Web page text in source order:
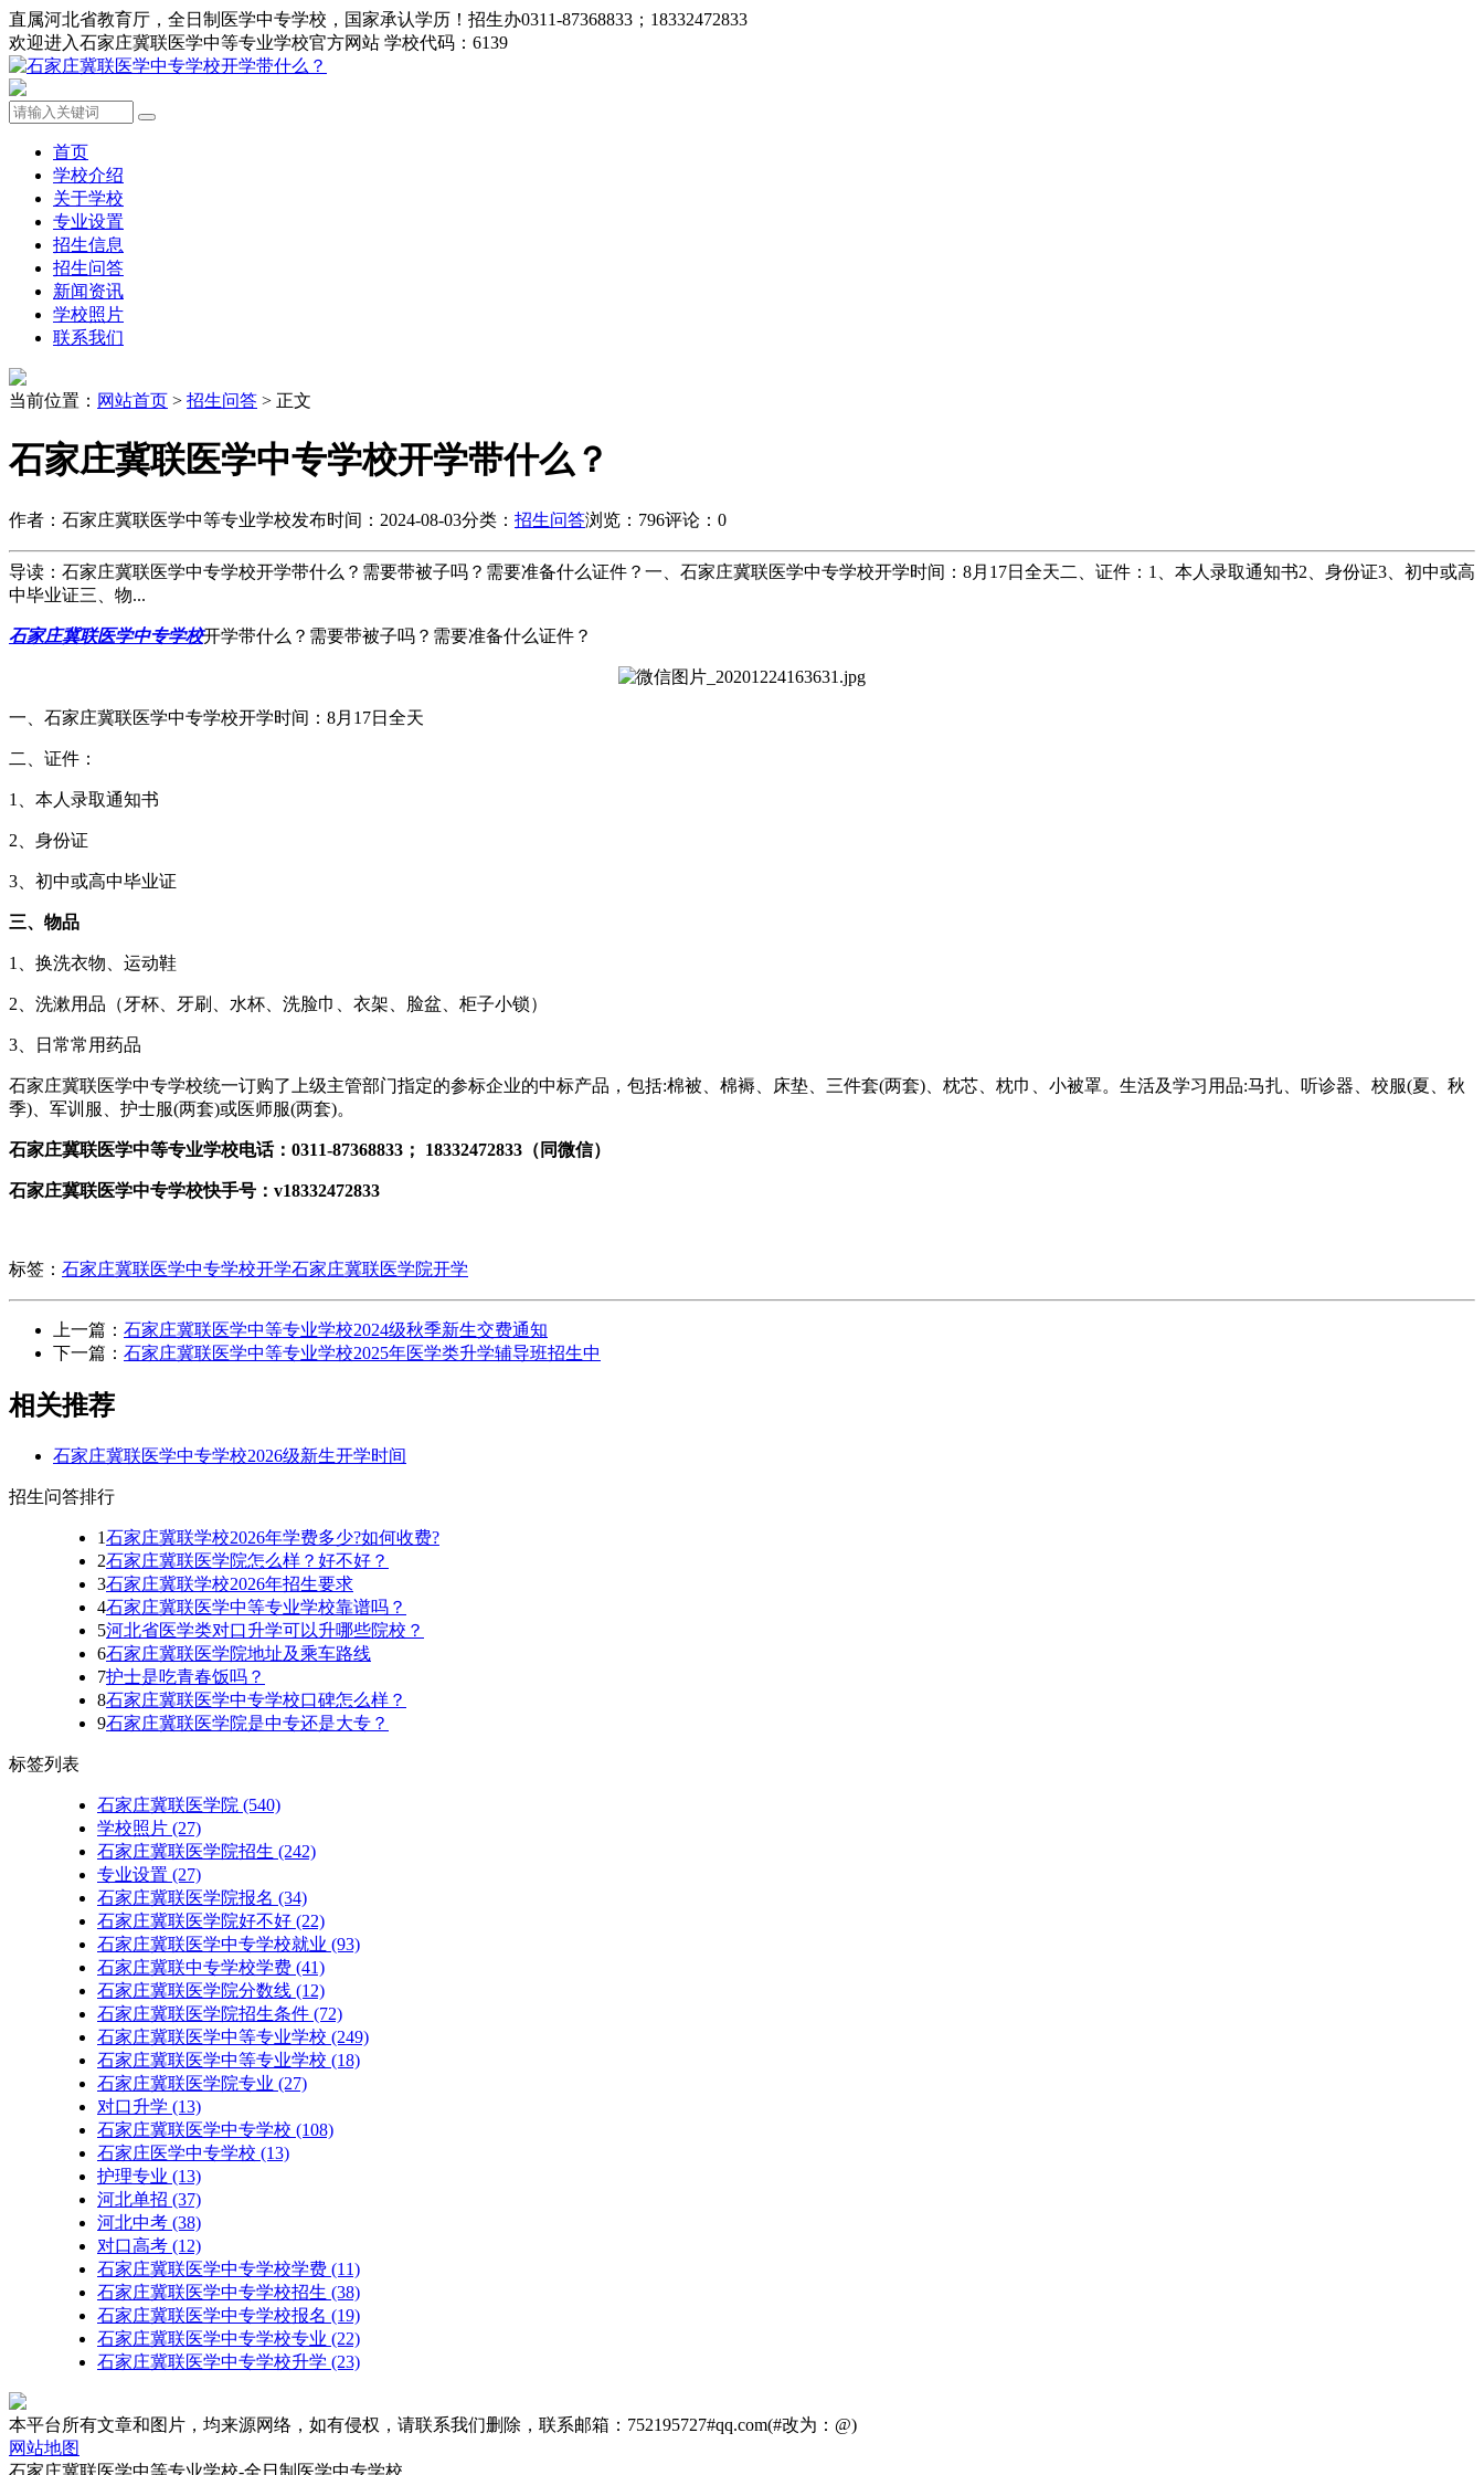
直属河北省教育厅，全日制医学中专学校，国家承认学历！招生办0311-87368833；18332472833
欢迎进入石家庄冀联医学中等专业学校官方网站 学校代码：6139
首页
学校介绍
关于学校
专业设置
招生信息
招生问答
新闻资讯
学校照片
联系我们
当前位置： 网站首页 > 招生问答 > 正文
石家庄冀联医学中专学校开学带什么？
作者：石家庄冀联医学中等专业学校发布时间：2024-08-03分类： 招生问答浏览：796评论：0
导读：石家庄冀联医学中专学校开学带什么？需要带被子吗？需要准备什么证件？一、石家庄冀联医学中专学校开学时间：8月17日全天二、证件：1、本人录取通知书2、身份证3、初中或高
中毕业证三、物...
石家庄冀联医学中专学校开学带什么？需要带被子吗？需要准备什么证件？
一、石家庄冀联医学中专学校开学时间：8月17日全天
二、证件：
1、本人录取通知书
2、身份证
3、初中或高中毕业证
三、物品
1、换洗衣物、运动鞋
2、洗漱用品（牙杯、牙刷、水杯、洗脸巾、衣架、脸盆、柜子小锁）
3、日常常用药品
石家庄冀联医学中专学校统一订购了上级主管部门指定的参标企业的中标产品，包括:棉被、棉褥、床垫、三件套(两套)、枕芯、枕巾、小被罩。生活及学习用品:马扎、听诊器、校服(夏、秋
季)、军训服、护士服(两套)或医师服(两套)。
石家庄冀联医学中等专业学校电话：0311-87368833； 18332472833（同微信）
石家庄冀联医学中专学校快手号：v18332472833
标签： 石家庄冀联医学中专学校开学石家庄冀联医学院开学
上一篇： 石家庄冀联医学中等专业学校2024级秋季新生交费通知
下一篇： 石家庄冀联医学中等专业学校2025年医学类升学辅导班招生中
相关推荐
石家庄冀联医学中专学校2026级新生开学时间
招生问答排行
1石家庄冀联学校2026年学费多少?如何收费?
2石家庄冀联医学院怎么样？好不好？
3石家庄冀联学校2026年招生要求
4石家庄冀联医学中等专业学校靠谱吗？
5河北省医学类对口升学可以升哪些院校？
6石家庄冀联医学院地址及乘车路线
7护士是吃青春饭吗？
8石家庄冀联医学中专学校口碑怎么样？
9石家庄冀联医学院是中专还是大专？
标签列表
石家庄冀联医学院 (540)
学校照片 (27)
石家庄冀联医学院招生 (242)
专业设置 (27)
石家庄冀联医学院报名 (34)
石家庄冀联医学院好不好 (22)
石家庄冀联医学中专学校就业 (93)
石家庄冀联中专学校学费 (41)
石家庄冀联医学院分数线 (12)
石家庄冀联医学院招生条件 (72)
石家庄冀联医学中等专业学校 (249)
石家庄冀联医学中等专业学校​ (18)
石家庄冀联医学院专业 (27)
对口升学 (13)
石家庄冀联医学中专学校 (108)
石家庄医学中专学校 (13)
护理专业 (13)
河北单招 (37)
河北中考 (38)
对口高考 (12)
石家庄冀联医学中专学校学费 (11)
石家庄冀联医学中专学校招生 (38)
石家庄冀联医学中专学校报名 (19)
石家庄冀联医学中专学校专业 (22)
石家庄冀联医学中专学校升学 (23)
本平台所有文章和图片，均来源网络，如有侵权，请联系我们删除，联系邮箱：752195727#qq.com(#改为：@)
网站地图
石家庄冀联医学中等专业学校-全日制医学中专学校